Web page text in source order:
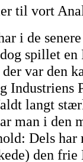
til vort
i de
spillet
var den
Industriens
langt
man i den
Dels har
den frie